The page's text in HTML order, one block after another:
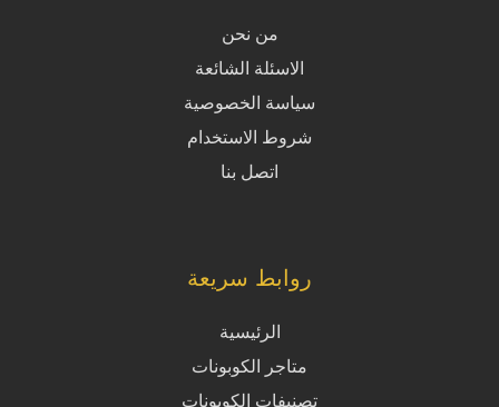
من نحن
الاسئلة الشائعة
سياسة الخصوصية
شروط الاستخدام
اتصل بنا
روابط سريعة
الرئيسية
متاجر الكوبونات
تصنيفات الكوبونات